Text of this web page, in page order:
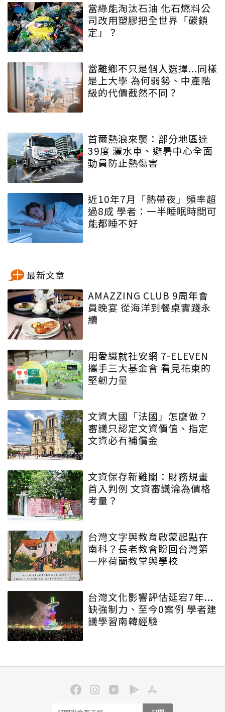
當綠能淘汰石油 化石燃料公
司改用塑膠把全世界「碳鎖
定」？
當離鄉不只是個人選擇...同樣
是上大學 為何弱勢、中產階
級的代價截然不同？
首爾熱浪來襲：部分地區達
39度 灑水車、避暑中心全面
動員防止熱傷害
近10年7月「熱帶夜」頻率超
過8成 學者：一半睡眠時間可
能都睡不好
最新文章
AMAZZING CLUB 9周年會
員晚宴 從海洋到餐桌實踐永
續
用愛織就社安網 7-ELEVEN
攜手三大基金會 看見花東的
堅韌力量
文資大國「法國」怎麼做？
審議只認定文資價值、指定
文資必有補償金
文資保存新難關：財務規畫
首入判例 文資審議淪為價格
考量？
台灣文字與教育啟蒙起點在
南科？長老教會盼回台灣第
一座荷蘭教堂與學校
台灣文化影響評估延宕7年...
缺強制力、至今0案例 學者建
議學習南韓經驗